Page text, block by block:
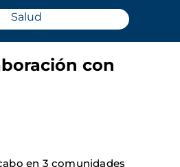
Salud
con
en 3 comunidades